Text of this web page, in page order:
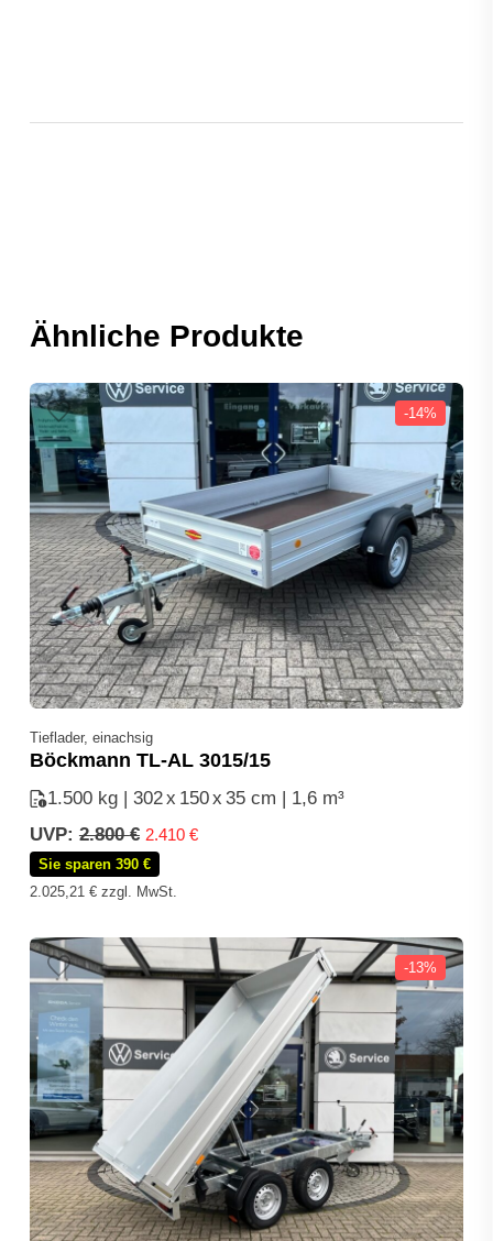
Ähnliche Produkte
-14%
Tieflader, einachsig
Böckmann TL-AL 3015/15
1.500 kg | 302x150x35 cm | 1,6 m³
UVP: 2.800€ Ursprünglicher
Preis
war:
2.800 €
2.410 €
Sie sparen 390 €
2.025,21 €zzgl. MwSt.
-13%